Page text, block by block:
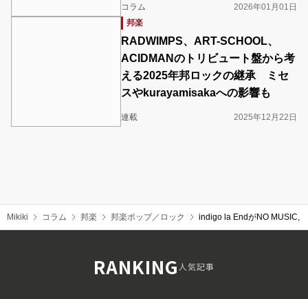
コラム
2026年01月01日
邦楽
RADWIMPS、ART-SCHOOL、
ACIDMANのトリビュート盤から考
える2025年邦ロックの継承 ミセ
スやkurayamisakaへの影響も
連載 2025年12月22日
Mikiki コラム 邦楽 邦楽ポップ／ロック indigo la EndがNO MUSIC,
RANKING人気記事